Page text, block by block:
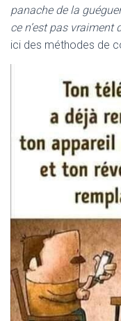
panache de la
ce n’est pas vraiment
ici des méthodes de